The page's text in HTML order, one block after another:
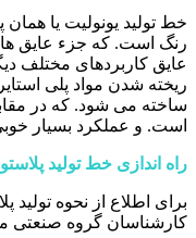
خط تولید یونولیت یا همان
رنگ است. که جزء عایق
عایق کاربردهای مختلف
ریخته شدن مواد پلی
ساخته می شود. که در
است. و عملکرد بسیار
راه اندازی خط تولید
برای اطلاع از نحوه تولید
کارشناسان گروه صنعتی